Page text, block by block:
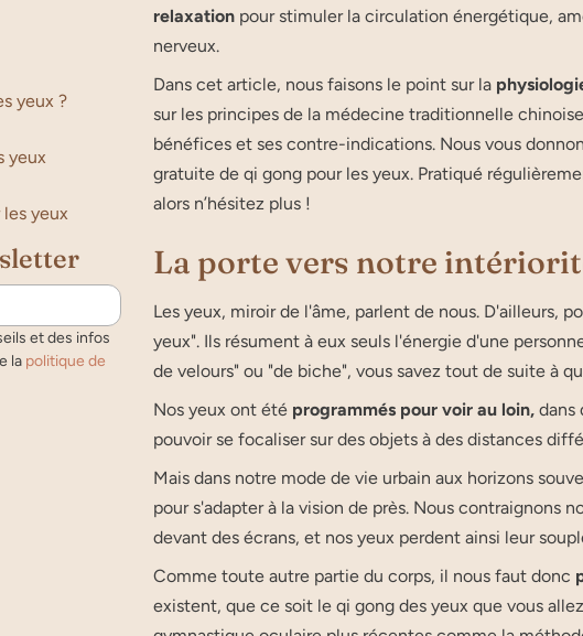
yeux ?
yeux
yeux
et des infos
la politique de
relaxationpour stimuler la circulation énergétique,
nerveux.
Dans cet article, nous faisons le point sur la
sur les principes de la médecine traditionnelle
bénéfices et ses contre-indications. Nous vous
gratuite de qi gong pour les yeux. Pratiqué
alors n’hésitez plus !
La porte vers notre
Les yeux, miroir de l'âme, parlent de nous. D'ailleurs,
yeux". Ils résument à eux seuls l'énergie d'une
de velours" ou "de biche", vous savez tout de suite à
Nos yeux ont été programmés pour voir au loin,dans
pouvoir se focaliser sur des objets à des distances
Mais dans notre mode de vie urbain aux horizons
pour s'adapter à la vision de près. Nous contraignons
devant des écrans, et nos yeux perdent ainsi leur
Comme toute autre partie du corps, il nous faut donc
existent, que ce soit le qi gong des yeux que vous